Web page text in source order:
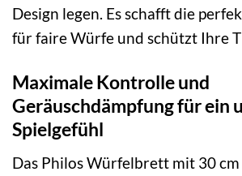
Design legen. Es schafft die
für faire Würfe und schützt Ihre
Maximale Kontrolle und
Geräuschdämpfung für ein
Spielgefühl
Das Philos Würfelbrett mit 30